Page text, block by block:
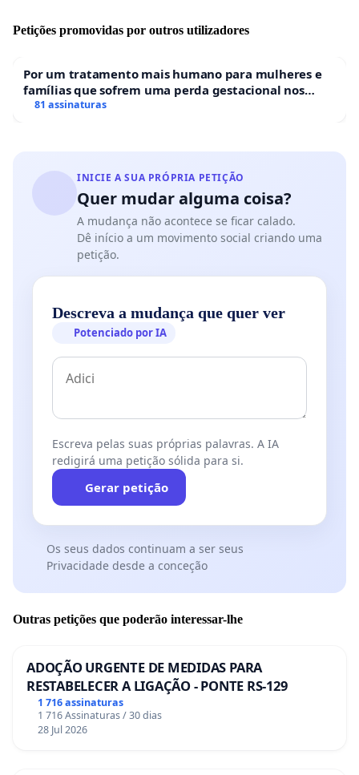
Petições promovidas por outros utilizadores
Por um tratamento mais humano para mulheres e
famílias que sofrem uma perda gestacional nos
hospitais portugueses
81 assinaturas
INICIE A SUA PRÓPRIA PETIÇÃO
Quer mudar alguma coisa?
A mudança não acontece se ficar calado.
Dê início a um movimento social criando uma
petição.
Descreva a mudança que quer ver
Potenciado por IA
Escreva pelas suas próprias palavras. A IA
redigirá uma petição sólida para si.
Gerar petição
Os seus dados continuam a ser seus
Privacidade desde a conceção
Outras petições que poderão interessar-lhe
ADOÇÃO URGENTE DE MEDIDAS PARA
RESTABELECER A LIGAÇÃO - PONTE RS-129
1 716 assinaturas
1 716 Assinaturas / 30 dias
28 Jul 2026